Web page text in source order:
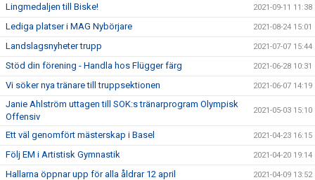
Lingmedaljen till Biske! 2021-09-11 11:38
Lediga platser i MAG Nybörjare 2021-08-24 15:01
Landslagsnyheter trupp 2021-07-07 15:44
Stöd din förening - Handla hos Flügger färg 2021-06-28 10:31
Vi söker nya tränare till truppsektionen 2021-06-07 14:19
Janie Ahlström uttagen till SOK:s tränarprogram Olympisk
Offensiv
2021-05-03 15:10
Ett väl genomfört mästerskap i Basel 2021-04-23 16:15
Följ EM i Artistisk Gymnastik 2021-04-20 19:14
Hallarna öppnar upp för alla åldrar 12 april 2021-04-09 13:52